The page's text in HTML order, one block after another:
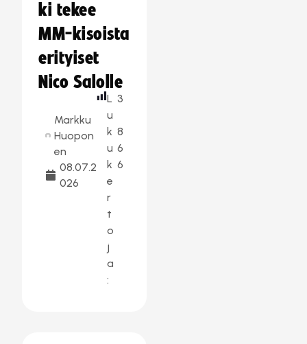
ki tekee
MM-kisoista
erityiset
Nico Salolle
Markku
Huopon
en
08.07.2
026
L
u
k
u
k
e
r
t
o
j
a
:
3
8
6
6